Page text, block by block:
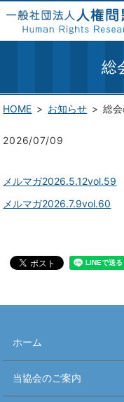
総
HOME お知らせ 総
2026/07/09
メルマガ2026.5.12vol.59
メルマガ2026.7.9vol.60
ホーム
当協会のご案内